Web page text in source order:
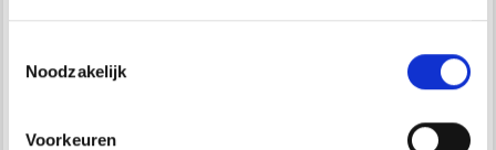
Noodzakelijk
Voorkeuren
Économisez jusqu'à 50 %
Soyez le premier à connaître nos soldes et